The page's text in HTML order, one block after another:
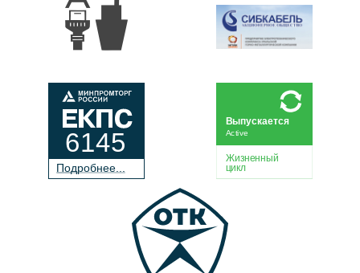
Подробнее...
6145
Жизненный
цикл
Active
Выпускается